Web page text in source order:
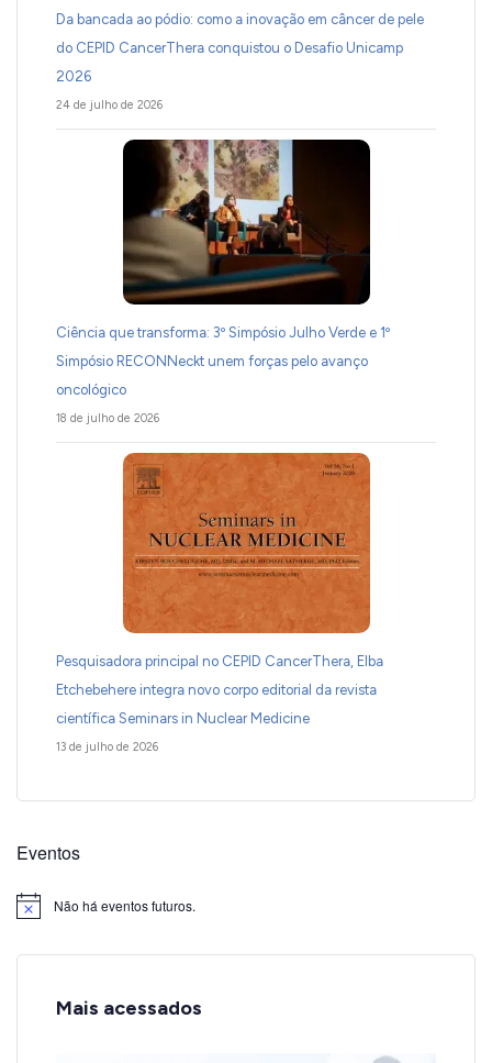
Da bancada ao pódio: como a inovação em câncer de pele
do CEPID CancerThera conquistou o Desafio Unicamp
2026
24 de julho de 2026
Ciência que transforma: 3º Simpósio Julho Verde e 1º
Simpósio RECONNeckt unem forças pelo avanço
oncológico
18 de julho de 2026
Pesquisadora principal no CEPID CancerThera, Elba
Etchebehere integra novo corpo editorial da revista
científica Seminars in Nuclear Medicine
13 de julho de 2026
Eventos
Notice Não há eventos futuros.
Mais acessados